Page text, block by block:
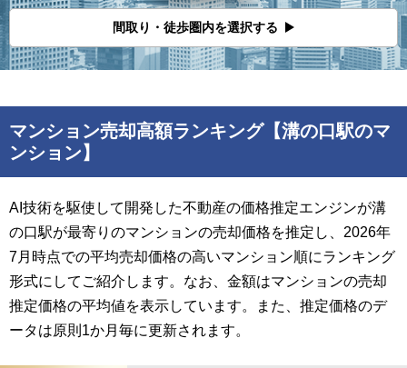
間取り・徒歩圏内を選択する
マンション売却高額ランキング【溝の口駅のマ
ンション】
AI技術を駆使して開発した不動産の価格推定エンジンが溝
の口駅が最寄りのマンションの売却価格を推定し、2026年
7月時点での平均売却価格の高いマンション順にランキング
形式にしてご紹介します。なお、金額はマンションの売却
推定価格の平均値を表示しています。また、推定価格のデ
ータは原則1か月毎に更新されます。